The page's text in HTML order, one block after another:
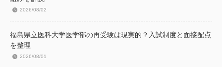
2026/08/02
福島県立医科大学医学部の再受験は現実的？入試制度と面接配点
を整理
2026/08/01